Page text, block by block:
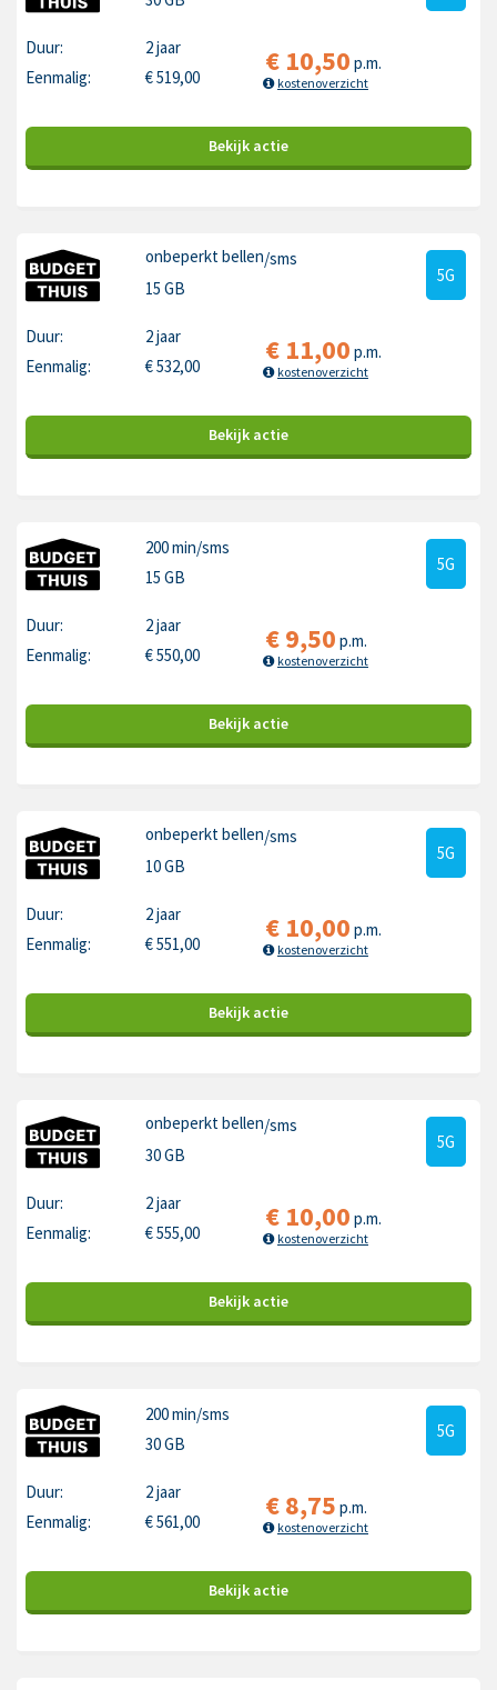
Duur:
2 jaar
Eenmalig:
€519,00 € 10,50 p.m.
kostenoverzicht
Bekijk actie
onbeperkt bellen/sms
15 GB
5G
Duur:
2 jaar
Eenmalig:
€532,00 € 11,00 p.m.
kostenoverzicht
Bekijk actie
200 min/sms
15 GB
5G
Duur:
2 jaar
Eenmalig:
€550,00 €9,50 p.m.
kostenoverzicht
Bekijk actie
onbeperkt bellen/sms
10 GB
5G
Duur:
2 jaar
Eenmalig:
€551,00 € 10,00 p.m.
kostenoverzicht
Bekijk actie
onbeperkt bellen/sms
30 GB
5G
Duur:
2 jaar
Eenmalig:
€555,00 € 10,00 p.m.
kostenoverzicht
Bekijk actie
200 min/sms
30 GB
5G
Duur:
2 jaar
Eenmalig:
€561,00 €8,75 p.m.
kostenoverzicht
Bekijk actie